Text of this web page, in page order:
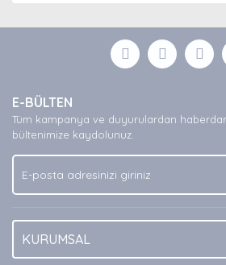
Yorum Yaz
formunu kullanarak tarafımıza
Görüş ve önerileriniz için teşekkür
Ürün açıklamasında eksik bilgiler
Ürün bilgilerinde hatalar bulunuyor.
Ürün fiyatı diğer sitelerden daha
Bu ürüne benzer farklı alternatifler
E-BÜLTEN
Tüm kampanya ve duyurulardan
bültenimize kaydolunuz.
KURUMSAL